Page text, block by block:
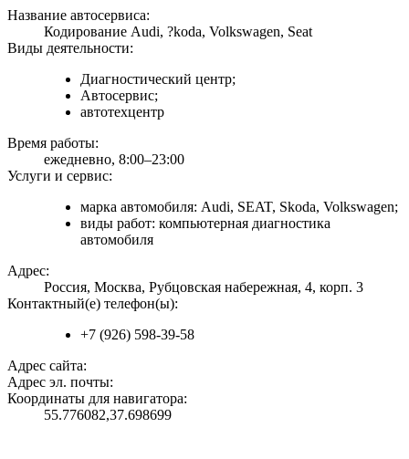
Название автосервиса:
Кодирование Audi, ?koda, Volkswagen, Seat
Виды деятельности:
Диагностический центр;
Автосервис;
автотехцентр
Время работы:
ежедневно, 8:00–23:00
Услуги и сервис:
марка автомобиля: Audi, SEAT, Skoda, Volkswagen;
виды работ: компьютерная диагностика
автомобиля
Адрес:
Россия, Москва, Рубцовская набережная, 4, корп. 3
Контактный(е) телефон(ы):
+7 (926) 598-39-58
Адрес сайта:
Адрес эл. почты:
Координаты для навигатора:
55.776082,37.698699